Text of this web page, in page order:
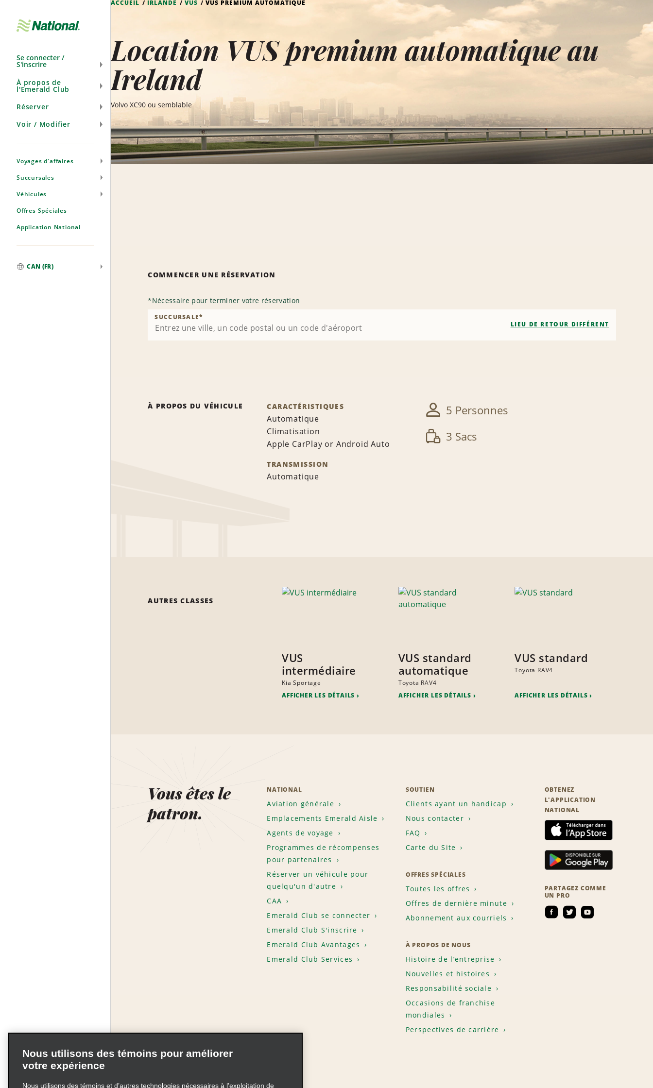
navigation
Se connecter /
S'inscrire
À propos de
l'Emerald Club
Réserver
Voir / Modifier
Voyages d'affaires
Succursales
Véhicules
Offres Spéciales
Application National
CAN (FR)
ACCUEIL IRLANDE VUS VUS PREMIUM AUTOMATIQUE
Location VUS premium automatique au
Ireland
Volvo XC90 ou semblable
COMMENCER UNE RÉSERVATION
*Nécessaire pour terminer votre réservation
SUCCURSALE*
LIEU DE RETOUR DIFFÉRENT
À PROPOS DU VÉHICULE CARACTÉRISTIQUES
Automatique
Climatisation
Apple CarPlay or Android Auto
TRANSMISSION
Automatique
5 Personnes
3 Sacs
AUTRES CLASSES
VUS
intermédiaire
Kia Sportage
AFFICHER LES DÉTAILS
VUS standard
automatique
Toyota RAV4
AFFICHER LES DÉTAILS
VUS standard
Toyota RAV4
AFFICHER LES DÉTAILS
Vous êtes le
patron.
NATIONAL
Aviation générale
Emplacements Emerald Aisle
Agents de voyage
Programmes de récompenses
pour partenaires
Réserver un véhicule pour
quelqu'un d'autre
CAA
Emerald Club se connecter
Emerald Club S'inscrire
Emerald Club Avantages
Emerald Club Services
SOUTIEN
Clients ayant un handicap
Nous contacter
FAQ
Carte du Site
OFFRES SPÉCIALES
Toutes les offres
Offres de dernière minute
Abonnement aux courriels
À PROPOS DE NOUS
Histoire de l’entreprise
Nouvelles et histoires
Responsabilité sociale
Occasions de franchise
mondiales
Perspectives de carrière
OBTENEZ
L'APPLICATION
NATIONAL
PARTAGEZ COMME
UN PRO
Nous utilisons des témoins pour améliorer
votre expérience
Nous utilisons des témoins et d’autres technologies nécessaires à l’exploitation de